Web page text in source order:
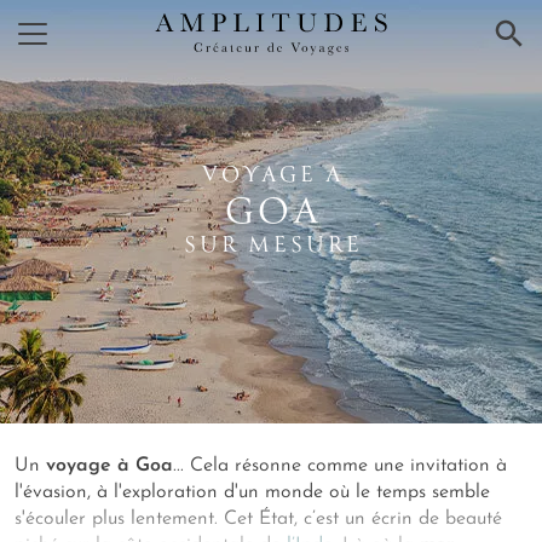
×
VOYAGE A
GOA
SUR MESURE
Un voyage à Goa... Cela résonne comme une invitation à
l'évasion, à l'exploration d'un monde où le temps semble
s'écouler plus lentement. Cet État, c’est un écrin de beauté